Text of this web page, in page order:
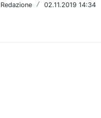
Redazione / 02.11.2019 14:34